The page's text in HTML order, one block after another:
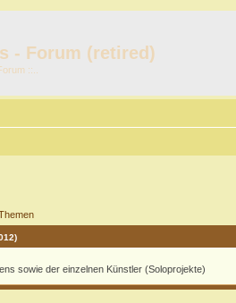
- Forum (retired)
::..
sowie der einzelnen Künstler (Soloprojekte)